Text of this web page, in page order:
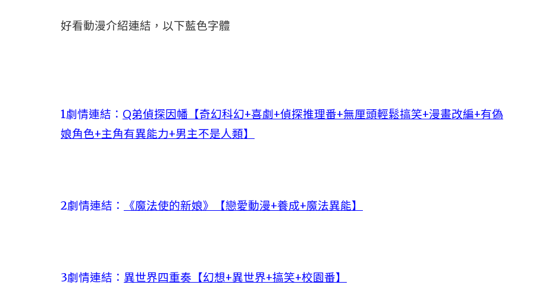
好看動漫介紹連結，以下藍色字體
1劇情連結： Q弟偵探因幡【奇幻科幻+喜劇+偵探推理番+無厘頭輕鬆搞笑+漫畫改編+有偽
娘角色+主角有異能力+男主不是人類】
2劇情連結： 《魔法使的新娘》【戀愛動漫+養成+魔法異能】
3劇情連結： 異世界四重奏【幻想+異世界+搞笑+校園番】